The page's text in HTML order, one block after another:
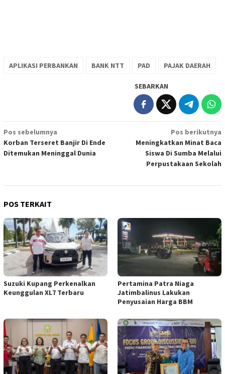
APLIKASI PERBANKAN BANK NTT PAD PAJAK DAERAH
SEBARKAN
Navigasi
pos
Pos sebelumnya
Korban Terseret Banjir Di Ende
Ditemukan Meninggal Dunia
Pos berikutnya
Meningkatkan Minat Baca
Siswa Di Sumba Melalui
Perpustakaan Sekolah
POS TERKAIT
Suzuki Kupang Perkenalkan
Keunggulan XL7 Terbaru
Pertamina Patra Niaga
Jatimbalinus Lakukan
Penyusaian Harga BBM